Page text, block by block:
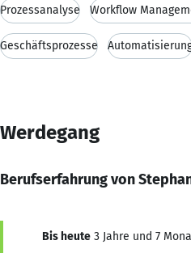
Prozessanalyse Workflow
Geschäftsprozesse
Werdegang
Berufserfahrung von
Bis heute 3 Jahre und 7